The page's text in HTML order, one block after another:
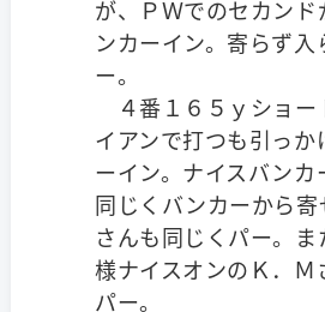
が、ＰＷでのセカンド
ンカーイン。寄らず入
ー。
４番１６５ｙショー
イアンで打つも引っか
ーイン。ナイスバンカ
同じくバンカーから寄
さんも同じくパー。ま
様ナイスオンのＫ．Ｍ
パー。